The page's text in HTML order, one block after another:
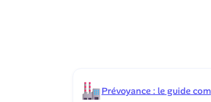
Prévoyance : le guide